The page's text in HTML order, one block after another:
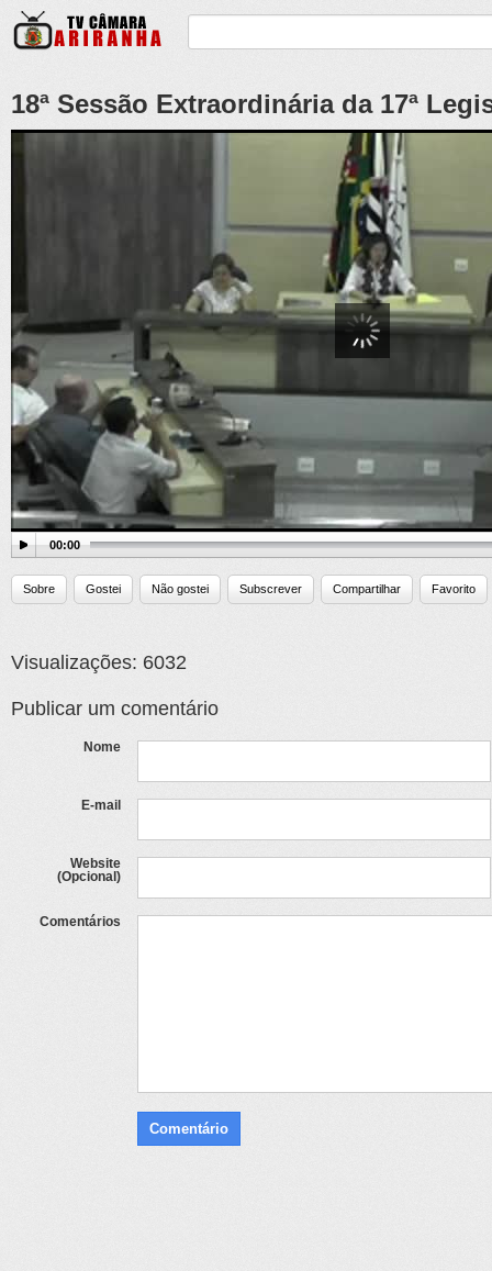
18ª Sessão Extraordinária da 17ª
00:00
Sobre Gostei Não gostei Subscrever Compartilhar Favorito
Visualizações: 6032
Publicar um comentário
Nome
E-mail
Website
(Opcional)
Comentários